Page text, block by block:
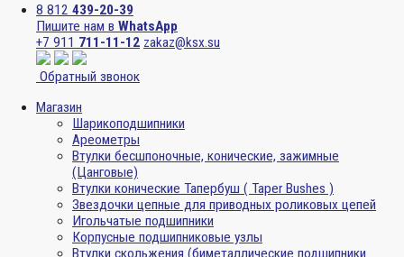
8 812 439-20-39
Пишите нам в WhatsApp
+7 911 711-11-12 zakaz@ksx.su
Обратный звонок
Магазин
Шарикоподшипники
Ареометры
Втулки бесшпоночные, конические, зажимные
(Цанговые)
Втулки конические Тапербуш ( Taper Bushes )
Звездочки цепные для приводных роликовых цепей
Игольчатые подшипники
Корпусные подшипниковые узлы
Втулки скольжения (биметаллические подшипники